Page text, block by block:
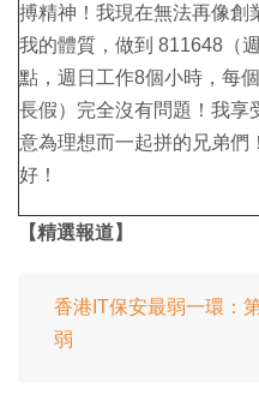
搏精神！我現在無法再像創
我的體質，做到 811648（
點，週日工作8個小時，每
長假）完全沒有問題！我享
意為理想而一起拼的兄弟們
好！
【精選報道】
香港IT保安最弱一環：
弱